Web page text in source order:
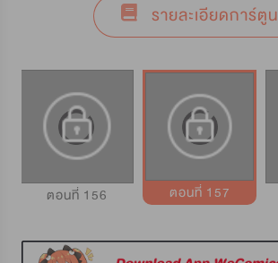
รายละเอียดการ์ตูน
ตอนที่ 156 ตอนที่ 157